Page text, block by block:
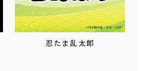
忍たま乱太郎